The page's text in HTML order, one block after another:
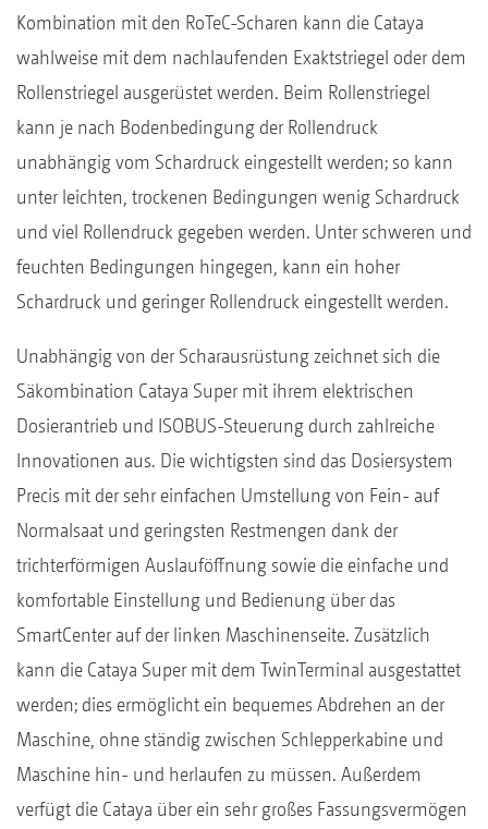
Kombination mit den RoTeC-Scharen kann die Cataya
wahlweise mit dem nachlaufenden Exaktstriegel oder dem
Rollenstriegel ausgerüstet werden. Beim Rollenstriegel
kann je nach Bodenbedingung der Rollendruck
unabhängig vom Schardruck eingestellt werden; so kann
unter leichten, trockenen Bedingungen wenig Schardruck
und viel Rollendruck gegeben werden. Unter schweren und
feuchten Bedingungen hingegen, kann ein hoher
Schardruck und geringer Rollendruck eingestellt werden.
Unabhängig von der Scharausrüstung zeichnet sich die
Säkombination Cataya Super mit ihrem elektrischen
Dosierantrieb und ISOBUS-Steuerung durch zahlreiche
Innovationen aus. Die wichtigsten sind das Dosiersystem
Precis mit der sehr einfachen Umstellung von Fein- auf
Normalsaat und geringsten Restmengen dank der
trichterförmigen Auslauföffnung sowie die einfache und
komfortable Einstellung und Bedienung über das
SmartCenter auf der linken Maschinenseite. Zusätzlich
kann die Cataya Super mit dem TwinTerminal ausgestattet
werden; dies ermöglicht ein bequemes Abdrehen an der
Maschine, ohne ständig zwischen Schlepperkabine und
Maschine hin- und herlaufen zu müssen. Außerdem
verfügt die Cataya über ein sehr großes Fassungsvermögen